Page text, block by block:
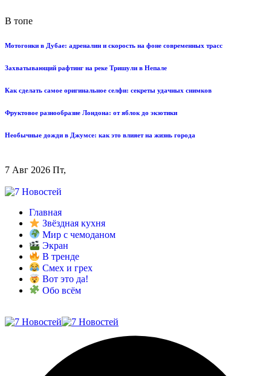
В топе
Мотогонки в Дубае: адреналин и скорость на фоне современных трасс
Захватывающий рафтинг на реке Тришули в Непале
Как сделать самое оригинальное селфи: секреты удачных снимков
Фруктовое разнообразие Лондона: от яблок до экзотики
Необычные дожди в Джумсе: как это влияет на жизнь города
7 Авг 2026 Пт,
Главная
Звёздная кухня
Мир с чемоданом
Экран
В тренде
Смех и грех
Вот это да!
Обо всём